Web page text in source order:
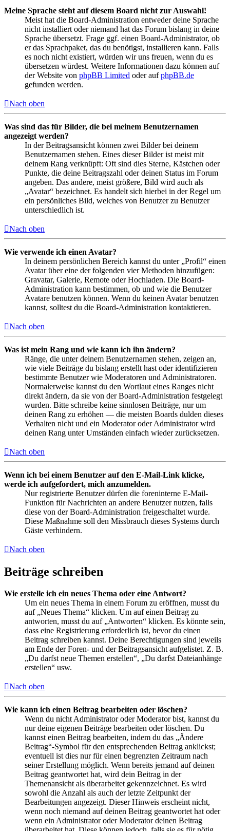
Meine Sprache steht auf diesem Board nicht zur Auswahl!
Meist hat die Board-Administration entweder deine Sprache
nicht installiert oder niemand hat das Forum bislang in deine
Sprache übersetzt. Frage ggf. einen Board-Administrator, ob
er das Sprachpaket, das du benötigst, installieren kann. Falls
es noch nicht existiert, würden wir uns freuen, wenn du es
übersetzen würdest. Weitere Informationen dazu können auf
der Website von phpBB Limited oder aufphpBB.de
gefunden werden.
Nach oben
Was sind das für Bilder, die bei meinem Benutzernamen
angezeigt werden?
In der Beitragsansicht können zwei Bilder bei deinem
Benutzernamen stehen. Eines dieser Bilder ist meist mit
deinem Rang verknüpft: Oft sind dies Sterne, Kästchen oder
Punkte, die deine Beitragszahl oder deinen Status im Forum
angeben. Das andere, meist größere, Bild wird auch als
„Avatar“ bezeichnet. Es handelt sich hierbei in der Regel um
ein persönliches Bild, welches von Benutzer zu Benutzer
unterschiedlich ist.
Nach oben
Wie verwende ich einen Avatar?
In deinem persönlichen Bereich kannst du unter „Profil“ einen
Avatar über eine der folgenden vier Methoden hinzufügen:
Gravatar, Galerie, Remote oder Hochladen. Die Board-
Administration kann bestimmen, ob und wie die Benutzer
Avatare benutzen können. Wenn du keinen Avatar benutzen
kannst, solltest du die Board-Administration kontaktieren.
Nach oben
Was ist mein Rang und wie kann ich ihn ändern?
Ränge, die unter deinem Benutzernamen stehen, zeigen an,
wie viele Beiträge du bislang erstellt hast oder identifizieren
bestimmte Benutzer wie Moderatoren und Administratoren.
Normalerweise kannst du den Wortlaut eines Ranges nicht
direkt ändern, da sie von der Board-Administration festgelegt
wurden. Bitte schreibe keine sinnlosen Beiträge, nur um
deinen Rang zu erhöhen — die meisten Boards dulden dieses
Verhalten nicht und ein Moderator oder Administrator wird
deinen Rang unter Umständen einfach wieder zurücksetzen.
Nach oben
Wenn ich bei einem Benutzer auf den E-Mail-Link klicke,
werde ich aufgefordert, mich anzumelden.
Nur registrierte Benutzer dürfen die foreninterne E-Mail-
Funktion für Nachrichten an andere Benutzer nutzen, falls
diese von der Board-Administration freigeschaltet wurde.
Diese Maßnahme soll den Missbrauch dieses Systems durch
Gäste verhindern.
Nach oben
Beiträge schreiben
Wie erstelle ich ein neues Thema oder eine Antwort?
Um ein neues Thema in einem Forum zu eröffnen, musst du
auf „Neues Thema“ klicken. Um auf einen Beitrag zu
antworten, musst du auf „Antworten“ klicken. Es könnte sein,
dass eine Registrierung erforderlich ist, bevor du einen
Beitrag schreiben kannst. Deine Berechtigungen sind jeweils
am Ende der Foren- und der Beitragsansicht aufgelistet. Z. B.
„Du darfst neue Themen erstellen“, „Du darfst Dateianhänge
erstellen“ usw.
Nach oben
Wie kann ich einen Beitrag bearbeiten oder löschen?
Wenn du nicht Administrator oder Moderator bist, kannst du
nur deine eigenen Beiträge bearbeiten oder löschen. Du
kannst einen Beitrag bearbeiten, indem du das „Ändere
Beitrag“-Symbol für den entsprechenden Beitrag anklickst;
eventuell ist dies nur für einen begrenzten Zeitraum nach
seiner Erstellung möglich. Wenn bereits jemand auf deinen
Beitrag geantwortet hat, wird dein Beitrag in der
Themenansicht als überarbeitet gekennzeichnet. Es wird
sowohl die Anzahl als auch der letzte Zeitpunkt der
Bearbeitungen angezeigt. Dieser Hinweis erscheint nicht,
wenn noch niemand auf deinen Beitrag geantwortet hat oder
wenn ein Administrator oder Moderator deinen Beitrag